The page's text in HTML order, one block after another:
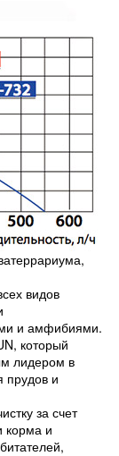
видов
и амфибиями.
который
лидером в
прудов и
за счет
корма и